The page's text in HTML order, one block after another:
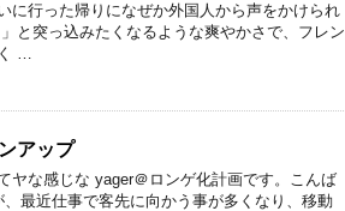
に行った帰りになぜか外国人から声をかけられ
と突っ込みたくなるような爽やかさで、フレン
…
アップ
ヤな感じな yager＠ロンゲ化計画です。こんば
最近仕事で客先に向かう事が多くなり、移動